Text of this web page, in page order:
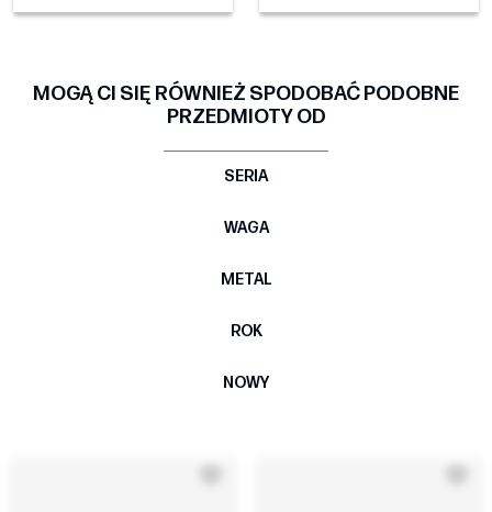
MOGĄ CI SIĘ RÓWNIEŻ SPODOBAĆ PODOBNE
PRZEDMIOTY OD
SERIA
WAGA
METAL
ROK
NOWY